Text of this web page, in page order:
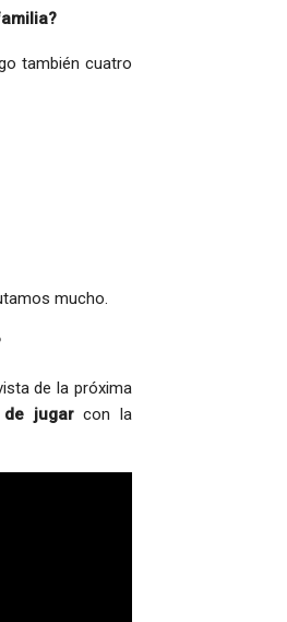
también cuatro
mucho.
de la próxima
de jugarcon la